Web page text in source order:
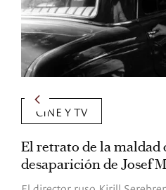
CINE Y TV
El retrato de la maldad
desaparición de Josef